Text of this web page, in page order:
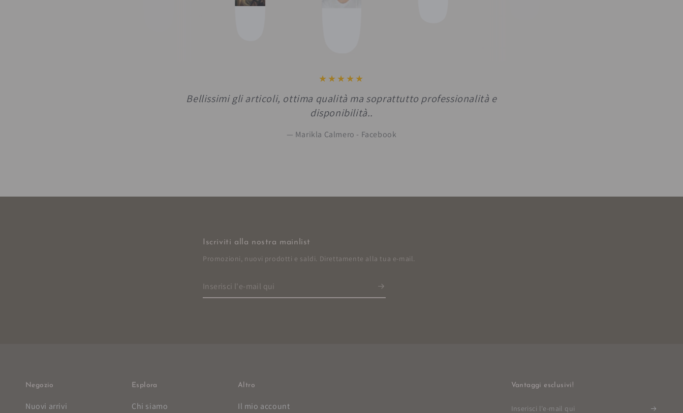
Bellissimi gli articoli, ottima qualità ma soprattutto professionalità e
disponibilità..
Marikla Calmero - Facebook
Iscriviti alla nostra mainlist
Promozioni, nuovi prodotti e saldi. Direttamente alla tua e-mail.
Inserisci
l'e-
Negozio
Nuovi arrivi
Esplora
Chi siamo
Altro
Il mio account
Vantaggi esclusivi!
Inserisci